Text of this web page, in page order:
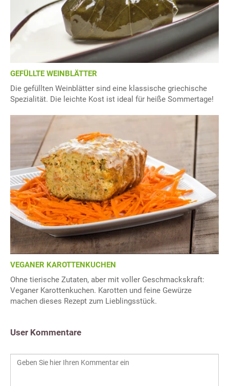
GEFÜLLTE WEINBLÄTTER
Die gefüllten Weinblätter sind eine klassische griechische
Spezialität. Die leichte Kost ist ideal für heiße Sommertage!
VEGANER KAROTTENKUCHEN
Ohne tierische Zutaten, aber mit voller Geschmackskraft:
Veganer Karottenkuchen. Karotten und feine Gewürze
machen dieses Rezept zum Lieblingsstück.
User Kommentare